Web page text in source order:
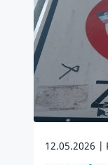
12.05.2026